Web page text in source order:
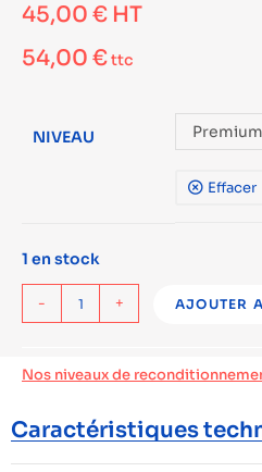
45,00 € HT
54,00 €ttc
NIVEAU Premium
Effacer
1 en stock
- + AJOUTER
Nos niveaux de
Caractéristiques